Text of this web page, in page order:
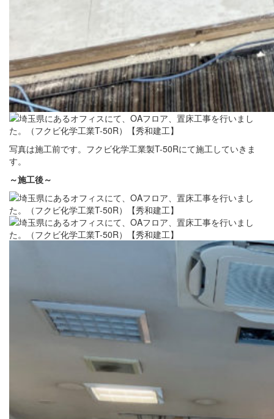
写真は施工前です。フクビ化学工業製T-50Rにて施工していきま
す。
～施工後～